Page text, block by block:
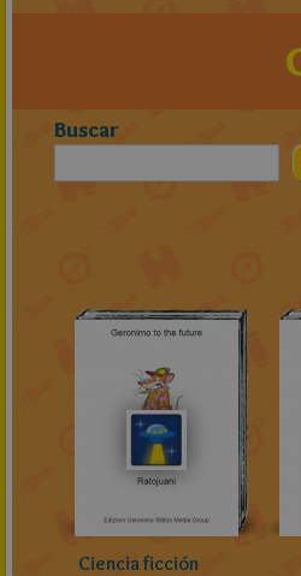
Buscar
Ciencia ficción